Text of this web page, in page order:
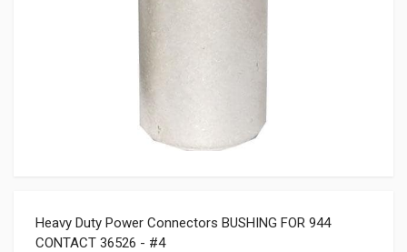
Heavy Duty Power Connectors BUSHING FOR 944
CONTACT 36526 - #4